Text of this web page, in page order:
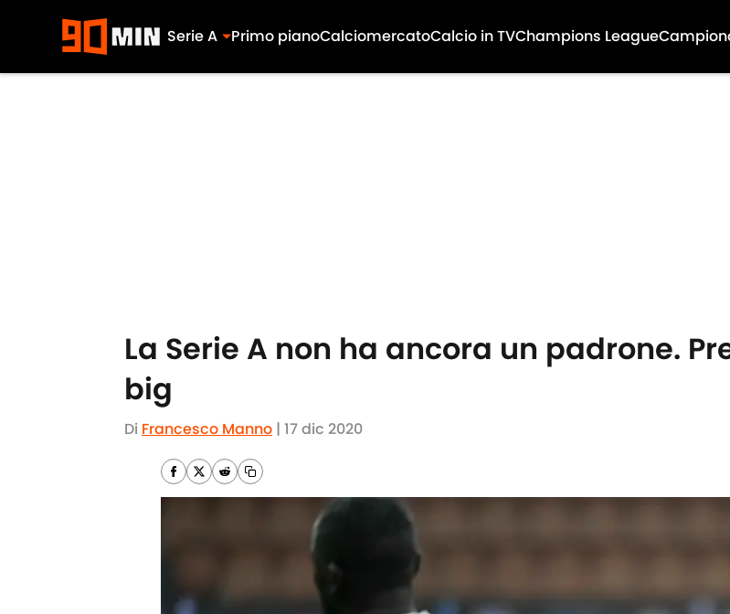
Serie A Primo pianoCalciomercatoCalcio in TVChampions League
La Serie A non ha ancora un padrone.
big
Di Francesco Manno | 17 dic 2020